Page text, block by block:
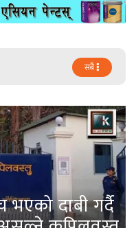
सबै
दाबी गर्दै